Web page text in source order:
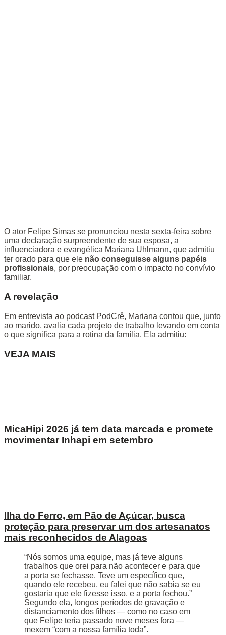
O ator Felipe Simas se pronunciou nesta sexta-feira sobre
uma declaração surpreendente de sua esposa, a
influenciadora e evangélica Mariana Uhlmann, que admitiu
ter orado para que ele não conseguisse alguns papéis
profissionais, por preocupação com o impacto no convívio
familiar.
A revelação
Em entrevista ao podcast PodCrê, Mariana contou que, junto
ao marido, avalia cada projeto de trabalho levando em conta
o que significa para a rotina da família. Ela admitiu:
VEJA MAIS
MicaHipi 2026 já tem data marcada e promete
movimentar Inhapi em setembro
Ilha do Ferro, em Pão de Açúcar, busca
proteção para preservar um dos artesanatos
mais reconhecidos de Alagoas
“Nós somos uma equipe, mas já teve alguns
trabalhos que orei para não acontecer e para que
a porta se fechasse. Teve um específico que,
quando ele recebeu, eu falei que não sabia se eu
gostaria que ele fizesse isso, e a porta fechou.”
Segundo ela, longos períodos de gravação e
distanciamento dos filhos — como no caso em
que Felipe teria passado nove meses fora —
mexem “com a nossa família toda”.